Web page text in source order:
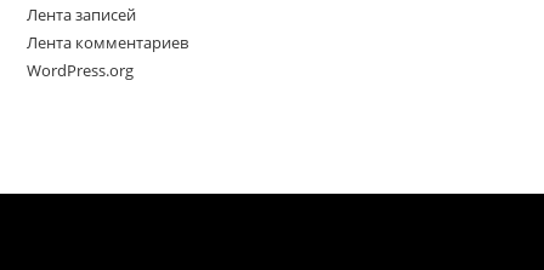
Лента записей
Лента комментариев
WordPress.org